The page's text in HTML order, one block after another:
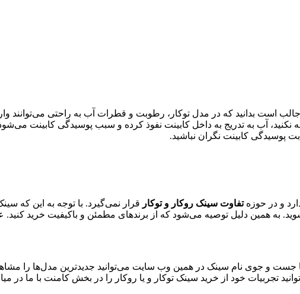
است بدانید که در مدل توکار، رطوبت و قطرات آب به راحتی می‌توانند
آب به تدریج به داخل کابینت نفوذ کرده و سبب پوسیدگی کابینت
پوسیدگی کابینت نگران نباشید.
و در حوزهتفاوت سینک روکار و توکار قرار نمی‌گیرد. با توجه به این که
به همین دلیل توصیه می‌شود که از برندهای مطمئن و باکیفیت خرید کنید.
جست‌ و جوی نام سینک در همین وب سایت می‌توانید جدیدترین مدل‌ها را
تجربیات خود از خرید سینک توکار و یا روکار را در بخش کامنت با ما در